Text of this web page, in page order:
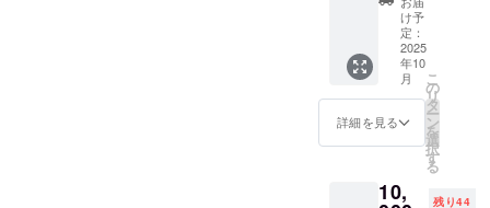
ウン
ロード
URLを
メール
送付 ・
サービ
ス利用
ス規約
ル 7個
（各
60g）
内訳：
プレー
ン×2／
ショコ
／加賀
ト。ご
自宅で
内灘の
おいし
さを楽
しみな
がら“見
ターン
地）
価格：
10,000
光響祭
初日
〈2025/
10/4〉
にご自
ンタン
け予
定：
2025
年10
月
詳細を見る
こ
の
リ
タ
ー
ン
を
選
択
す
る
10, 残り44